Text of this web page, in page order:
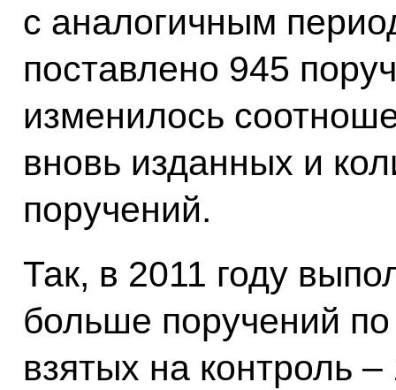
с аналогичным
поставлено 945
изменилось
вновь изданных и
поручений.
Так, в 2011 году
больше поручений
взятых на контроль